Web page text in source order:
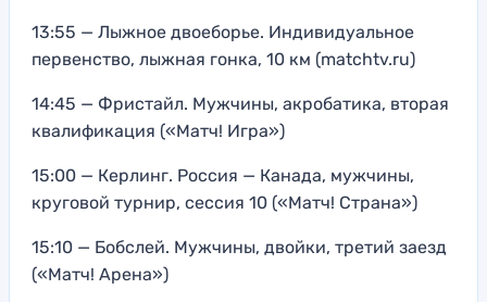
13:55 — Лыжное двоеборье. Индивидуальное
первенство, лыжная гонка, 10 км (matchtv.ru)
14:45 — Фристайл. Мужчины, акробатика, вторая
квалификация («Матч! Игра»)
15:00 — Керлинг. Россия — Канада, мужчины,
круговой турнир, сессия 10 («Матч! Страна»)
15:10 — Бобслей. Мужчины, двойки, третий заезд
(«Матч! Арена»)